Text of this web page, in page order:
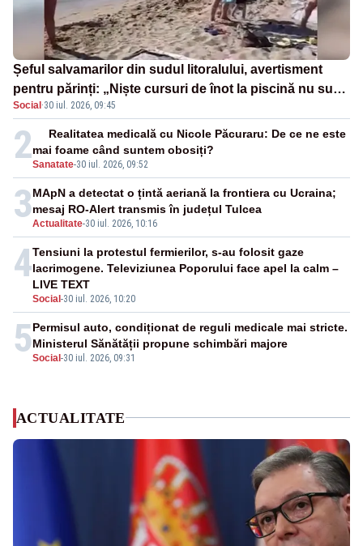
Șeful salvamarilor din sudul litoralului, avertisment
pentru părinți: „Niște cursuri de înot la piscină nu sunt
suficiente”
Social·30 iul. 2026, 09:45
2Sanatate-30 iul. 2026, 09:52
Realitatea medicală cu Nicole Păcuraru: De ce ne este
mai foame când suntem obosiți?
3Actualitate-30 iul. 2026, 10:16
MApN a detectat o țintă aeriană la frontiera cu Ucraina;
mesaj RO-Alert transmis în județul Tulcea
4
Social-30 iul. 2026, 10:20
Tensiuni la protestul fermierilor, s-au folosit gaze
lacrimogene. Televiziunea Poporului face apel la calm –
LIVE TEXT
5Social-30 iul. 2026, 09:31
Permisul auto, condiționat de reguli medicale mai stricte.
Ministerul Sănătății propune schimbări majore
ACTUALITATE